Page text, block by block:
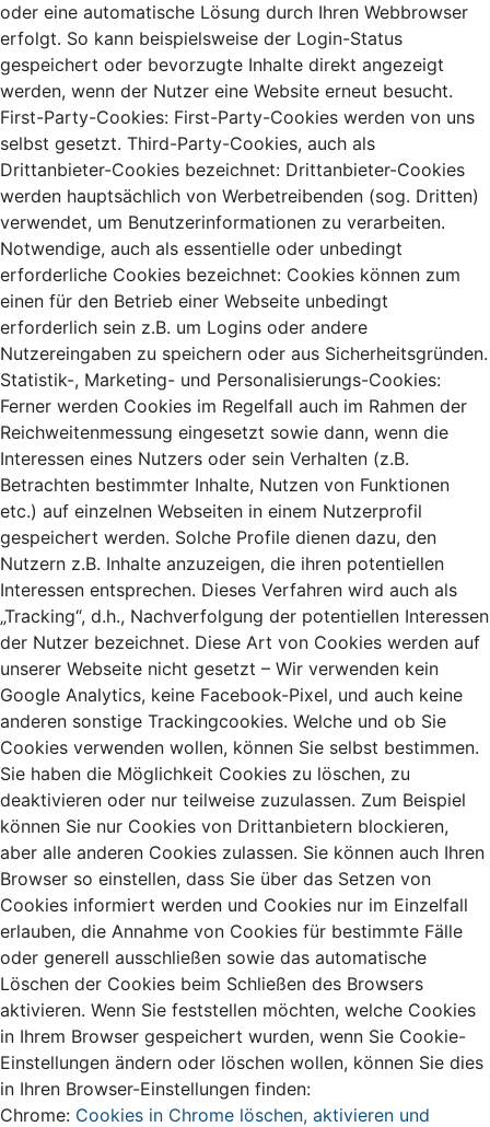
oder eine automatische Lösung durch Ihren Webbrowser
erfolgt. So kann beispielsweise der Login-Status
gespeichert oder bevorzugte Inhalte direkt angezeigt
werden, wenn der Nutzer eine Website erneut besucht.
First-Party-Cookies: First-Party-Cookies werden von uns
selbst gesetzt. Third-Party-Cookies, auch als
Drittanbieter-Cookies bezeichnet: Drittanbieter-Cookies
werden hauptsächlich von Werbetreibenden (sog. Dritten)
verwendet, um Benutzerinformationen zu verarbeiten.
Notwendige, auch als essentielle oder unbedingt
erforderliche Cookies bezeichnet: Cookies können zum
einen für den Betrieb einer Webseite unbedingt
erforderlich sein z.B. um Logins oder andere
Nutzereingaben zu speichern oder aus Sicherheitsgründen.
Statistik-, Marketing- und Personalisierungs-Cookies:
Ferner werden Cookies im Regelfall auch im Rahmen der
Reichweitenmessung eingesetzt sowie dann, wenn die
Interessen eines Nutzers oder sein Verhalten (z.B.
Betrachten bestimmter Inhalte, Nutzen von Funktionen
etc.) auf einzelnen Webseiten in einem Nutzerprofil
gespeichert werden. Solche Profile dienen dazu, den
Nutzern z.B. Inhalte anzuzeigen, die ihren potentiellen
Interessen entsprechen. Dieses Verfahren wird auch als
„Tracking“, d.h., Nachverfolgung der potentiellen Interessen
der Nutzer bezeichnet. Diese Art von Cookies werden auf
unserer Webseite nicht gesetzt – Wir verwenden kein
Google Analytics, keine Facebook-Pixel, und auch keine
anderen sonstige Trackingcookies. Welche und ob Sie
Cookies verwenden wollen, können Sie selbst bestimmen.
Sie haben die Möglichkeit Cookies zu löschen, zu
deaktivieren oder nur teilweise zuzulassen. Zum Beispiel
können Sie nur Cookies von Drittanbietern blockieren,
aber alle anderen Cookies zulassen. Sie können auch Ihren
Browser so einstellen, dass Sie über das Setzen von
Cookies informiert werden und Cookies nur im Einzelfall
erlauben, die Annahme von Cookies für bestimmte Fälle
oder generell ausschließen sowie das automatische
Löschen der Cookies beim Schließen des Browsers
aktivieren. Wenn Sie feststellen möchten, welche Cookies
in Ihrem Browser gespeichert wurden, wenn Sie Cookie-
Einstellungen ändern oder löschen wollen, können Sie dies
in Ihren Browser-Einstellungen finden:
Chrome: Cookies in Chrome löschen, aktivieren und